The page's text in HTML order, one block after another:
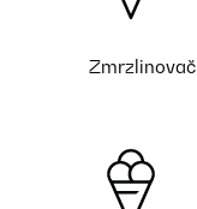
Zmrzlinovač